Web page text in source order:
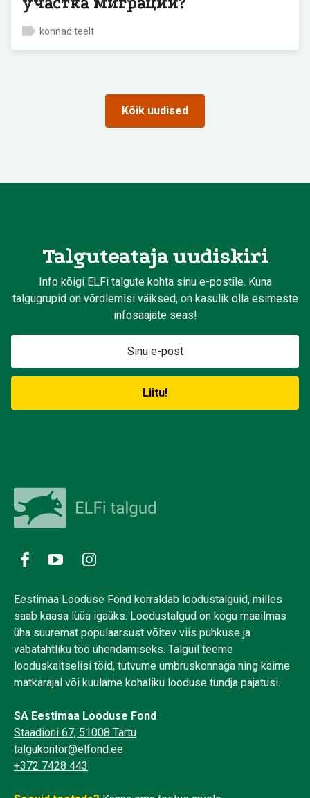
konnad teelt
Kõik uudised
Talguteataja uudiskiri
Info kõigi ELFi talgute kohta sinu e-postile. Kuna
talgugrupid on võrdlemisi väiksed, on kasulik olla esimeste
infosaajate seas!
Eestimaa Looduse Fond korraldab loodustalguid, milles
saab kaasa lüüa igaüks. Loodustalgud on kogu maailmas
üha suuremat populaarsust võitev viis puhkuse ja
vabatahtliku töö ühendamiseks. Talguil teeme
looduskaitselisi töid, tutvume ümbruskonnaga ning käime
matkarajal või kuulame kohaliku looduse tundja pajatusi.
SA Eestimaa Looduse Fond
Staadioni 67, 51008 Tartu
talgukontor@elfond.ee
+372 7428 443